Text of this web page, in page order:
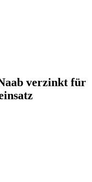
verzinkt für